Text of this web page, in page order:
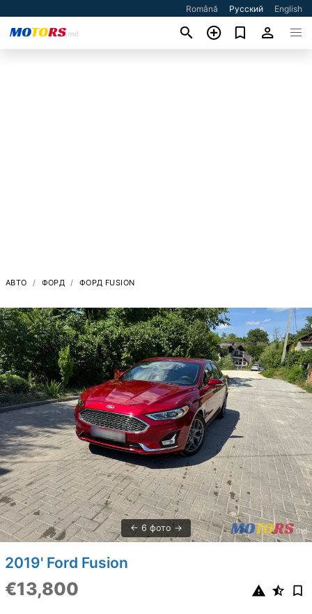
Română Русский English
АВТО ФОРД ФОРД FUSION
6 фото
2019' Ford Fusion
€13,800